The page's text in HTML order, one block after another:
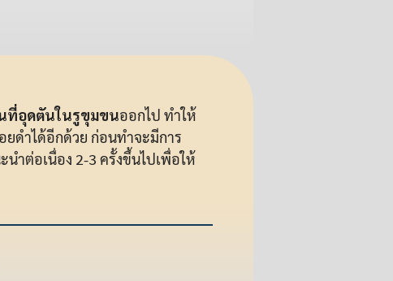
นที่อุดตันในรูขุมขนออกไป ทำให้
ยดำได้อีกด้วย ก่อนทำจะมีการ
ำต่อเนื่อง 2-3 ครั้งขึ้นไปเพื่อให้